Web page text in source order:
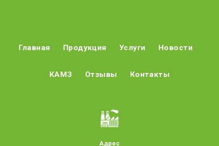
Главная Продукция Услуги Новости
КАМЗ Отзывы Контакты
Адрес